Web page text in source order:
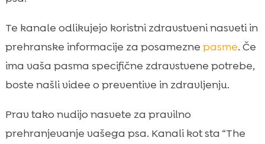
Te kanale odlikujejo koristni zdravstveni nasveti in
prehranske informacije za posamezne pasme. Če
ima vaša pasma specifične zdravstvene potrebe,
boste našli videe o preventive in zdravljenju.
Prav tako nudijo nasvete za pravilno
prehranjevanje vašega psa. Kanali kot sta “The